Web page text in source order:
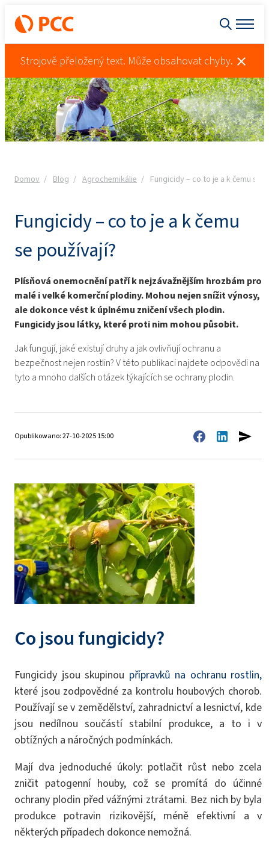
Strojově přeložený text. Může obsahovat chyby.
Domov Blog Agrochemikálie Fungicidy – co to je a k čemu se
Fungicidy – co to je a k čemu
se používají?
Plísňová onemocnění patří k nejzávažnějším hrozbám pro
malé i velké komerční plodiny. Mohou nejen snížit výnosy,
ale dokonce vést k úplnému zničení všech plodin.
Fungicidy jsou látky, které proti nim mohou působit.
Jak fungují, jaké existují druhy a jak ovlivňují ochranu a
bezpečnost nejen rostlin? V této publikaci najdete odpovědi na
tyto a mnoho dalších otázek týkajících se ochrany plodin.
Opublikowano: 27-10-2025 15:00
Co jsou fungicidy?
Fungicidy jsou skupinou přípravků na ochranu rostlin,
které jsou zodpovědné za kontrolu houbových chorob.
Používají se v zemědělství, zahradnictví a lesnictví, kde
jsou nedílnou součástí stabilní produkce, a to i v
obtížných a náročných podmínkách.
Mají dva jednoduché úkoly: potlačit růst nebo zcela
zničit patogenní houby, což se promítá do účinné
ochrany plodin před vážnými ztrátami. Bez nich by byla
produkce potravin rizikovější, méně efektivní a v
některých případech dokonce nemožná.